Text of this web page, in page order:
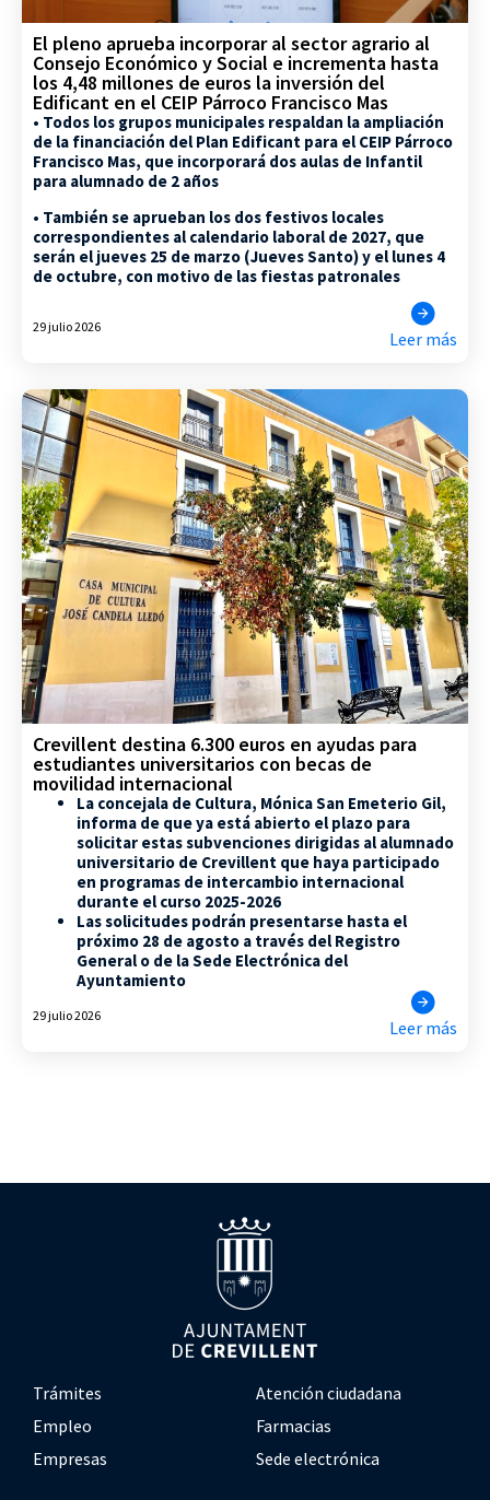
El pleno aprueba incorporar al sector agrario al
Consejo Económico y Social e incrementa hasta
los 4,48 millones de euros la inversión del
Edificant en el CEIP Párroco Francisco Mas
• Todos los grupos municipales respaldan la ampliación
de la financiación del Plan Edificant para el CEIP Párroco
Francisco Mas, que incorporará dos aulas de Infantil
para alumnado de 2 años
• También se aprueban los dos festivos locales
correspondientes al calendario laboral de 2027, que
serán el jueves 25 de marzo (Jueves Santo) y el lunes 4
de octubre, con motivo de las fiestas patronales
29 julio 2026
Leer más
Crevillent destina 6.300 euros en ayudas para
estudiantes universitarios con becas de
movilidad internacional
La concejala de Cultura, Mónica San Emeterio Gil,
informa de que ya está abierto el plazo para
solicitar estas subvenciones dirigidas al alumnado
universitario de Crevillent que haya participado
en programas de intercambio internacional
durante el curso 2025-2026
Las solicitudes podrán presentarse hasta el
próximo 28 de agosto a través del Registro
General o de la Sede Electrónica del
Ayuntamiento
29 julio 2026
Leer más
Trámites
Atención ciudadana
Empleo
Farmacias
Empresas
Sede electrónica